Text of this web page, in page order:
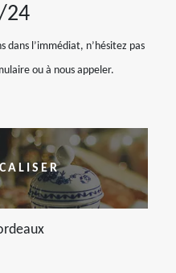
24
dans l’immédiat, n’hésitez pas
ou à nous appeler.